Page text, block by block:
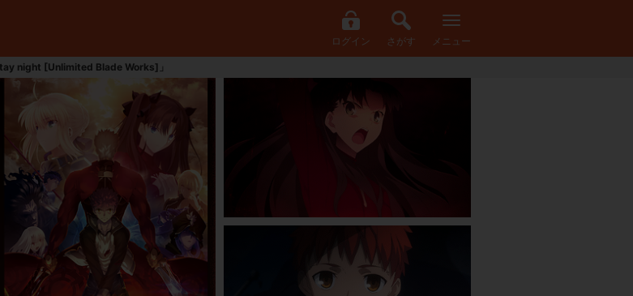
ログイン さがす メニュー
night [Unlimited Blade Works]」